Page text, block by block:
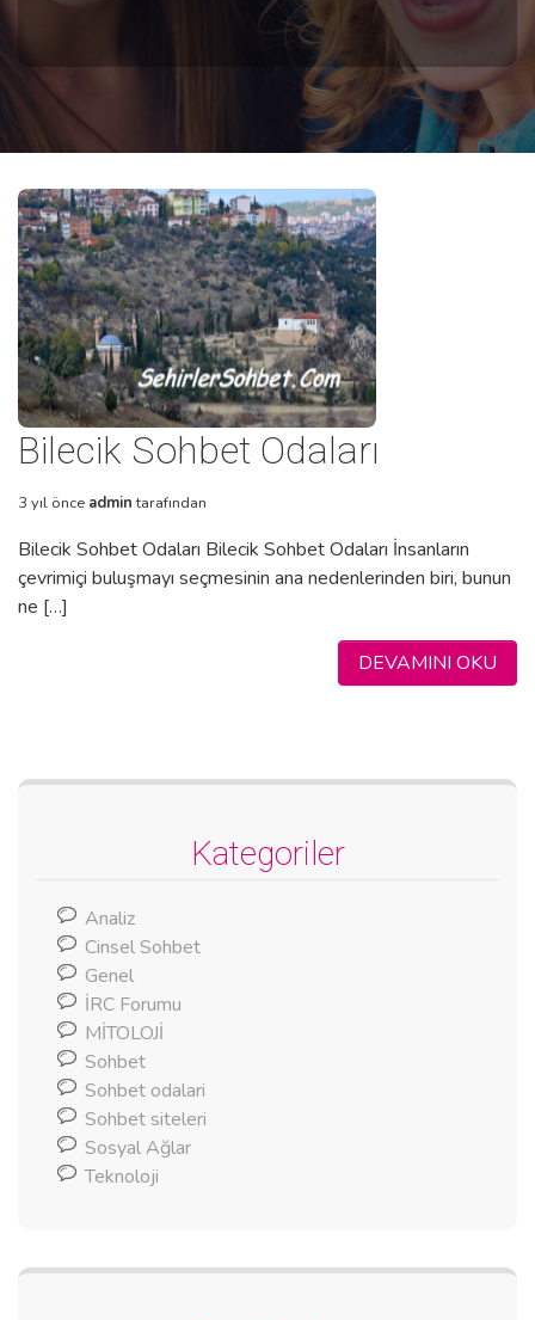
Bilecik Sohbet Odaları
3 yıl önce admintarafından
Bilecik Sohbet Odaları Bilecik Sohbet Odaları İnsanların
çevrimiçi buluşmayı seçmesinin ana nedenlerinden biri, bunun
ne […]
DEVAMINI OKU
Kategoriler
Analiz
Cinsel Sohbet
Genel
İRC Forumu
MİTOLOJİ
Sohbet
Sohbet odalari
Sohbet siteleri
Sosyal Ağlar
Teknoloji